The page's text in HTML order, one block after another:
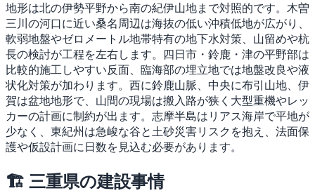
地形は北の伊勢平野から南の紀伊山地まで対照的です。木曽
三川の河口に近い桑名周辺は海抜の低い沖積低地が広がり、
軟弱地盤やゼロメートル地帯特有の地下水対策、山留めや杭
長の検討が工程を左右します。四日市・鈴鹿・津の平野部は
比較的施工しやすい反面、臨海部の埋立地では地盤改良や液
状化対策が加わります。西に鈴鹿山脈、中央に布引山地、伊
賀は盆地地形で、山間の現場は搬入路が狭く大型重機やレッ
カーの計画に制約が出ます。志摩半島はリアス海岸で平地が
少なく、東紀州は急峻な谷と土砂災害リスクを抱え、法面保
護や仮設計画に日数を見込む必要があります。
🏗 三重県の建設事情